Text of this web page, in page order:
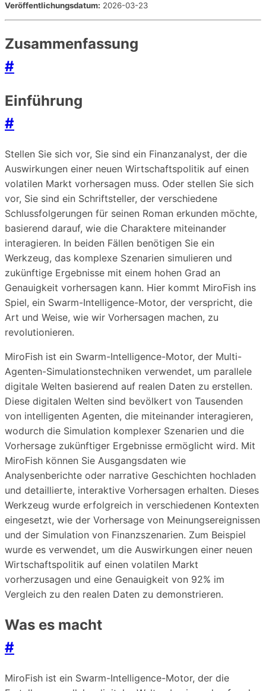
Veröffentlichungsdatum: 2026-03-23
Zusammenfassung
#
Einführung
#
Stellen Sie sich vor, Sie sind ein Finanzanalyst, der die
Auswirkungen einer neuen Wirtschaftspolitik auf einen
volatilen Markt vorhersagen muss. Oder stellen Sie sich
vor, Sie sind ein Schriftsteller, der verschiedene
Schlussfolgerungen für seinen Roman erkunden möchte,
basierend darauf, wie die Charaktere miteinander
interagieren. In beiden Fällen benötigen Sie ein
Werkzeug, das komplexe Szenarien simulieren und
zukünftige Ergebnisse mit einem hohen Grad an
Genauigkeit vorhersagen kann. Hier kommt MiroFish ins
Spiel, ein Swarm-Intelligence-Motor, der verspricht, die
Art und Weise, wie wir Vorhersagen machen, zu
revolutionieren.
MiroFish ist ein Swarm-Intelligence-Motor, der Multi-
Agenten-Simulationstechniken verwendet, um parallele
digitale Welten basierend auf realen Daten zu erstellen.
Diese digitalen Welten sind bevölkert von Tausenden
von intelligenten Agenten, die miteinander interagieren,
wodurch die Simulation komplexer Szenarien und die
Vorhersage zukünftiger Ergebnisse ermöglicht wird. Mit
MiroFish können Sie Ausgangsdaten wie
Analysenberichte oder narrative Geschichten hochladen
und detaillierte, interaktive Vorhersagen erhalten. Dieses
Werkzeug wurde erfolgreich in verschiedenen Kontexten
eingesetzt, wie der Vorhersage von Meinungsereignissen
und der Simulation von Finanzszenarien. Zum Beispiel
wurde es verwendet, um die Auswirkungen einer neuen
Wirtschaftspolitik auf einen volatilen Markt
vorherzusagen und eine Genauigkeit von 92% im
Vergleich zu den realen Daten zu demonstrieren.
Was es macht
#
MiroFish ist ein Swarm-Intelligence-Motor, der die